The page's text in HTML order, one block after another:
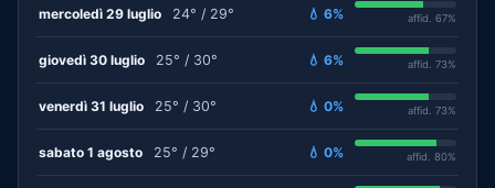
mercoledì 29 luglio 24° / 29° 💧 6% affid. 67%
giovedì 30 luglio 25° / 30° 💧 6% affid. 73%
venerdì 31 luglio 25° / 30° 💧 0% affid. 73%
sabato 1 agosto 25° / 29° 💧 0% affid. 80%